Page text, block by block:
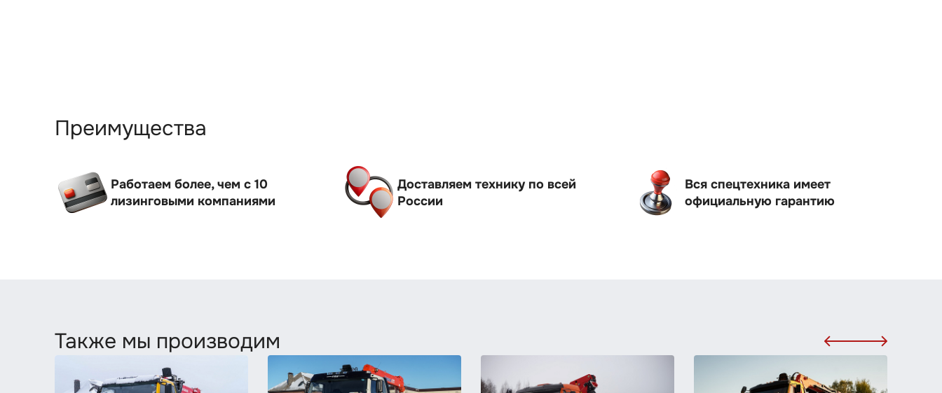
Преимущества
Работаем более, чем с 10
лизинговыми компаниями
Доставляем технику по всей
России
Вся спецтехника имеет
официальную гарантию
Также мы производим